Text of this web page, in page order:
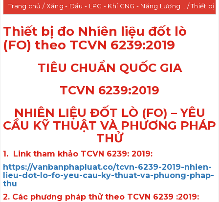
Trang chủ /Xăng - Dầu - LPG - Khí CNG - Năng Lượng... / Thiết bị
đo Nhiên liệu đốt lò (FO) theo TCVN 6239:2019
Thiết bị đo Nhiên liệu đốt lò
(FO) theo TCVN 6239:2019
TIÊU CHUẨN QUỐC GIA
TCVN 6239:2019
NHIÊN LIỆU ĐỐT LÒ (FO) – YÊU
CẦU KỸ THUẬT VÀ PHƯƠNG PHÁP
THỬ
1. Link tham khảo TCVN 6239: 2019:
https://vanbanphapluat.co/tcvn-6239-2019-nhien-
lieu-dot-lo-fo-yeu-cau-ky-thuat-va-phuong-phap-
thu
2. Các phương pháp thử theo TCVN 6239 :2019: